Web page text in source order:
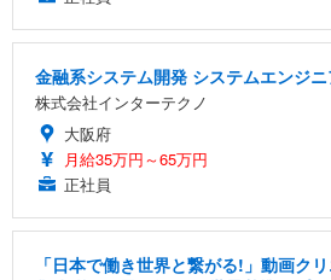
金融系システム開発 システムエンジ
株式会社インターテクノ
大阪府
月給35万円～65万円
正社員
「日本で働き世界と繋がる!」動画ク